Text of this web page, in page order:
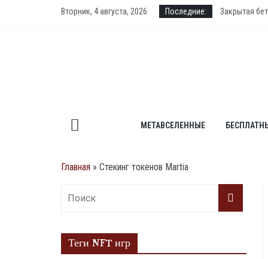
Вторник, 4 августа, 2026 Последние:
Закрытая
DeFi Land –
Dark
МЕТАВСЕЛЕННЫЕ
Главная » Стекинг токенов Martia
Теги NFT игр